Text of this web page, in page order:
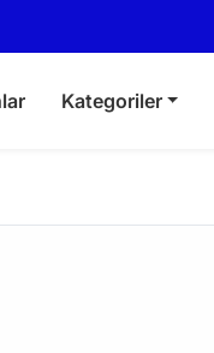
Kategoriler